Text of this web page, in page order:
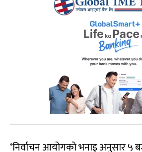
‘निर्वाचन आयोगको भनाइ अनुसार